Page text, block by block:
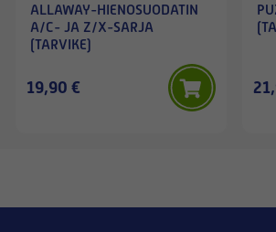
ALLAWAY-HIENOSUODATIN
A/C- JA Z/X-SARJA
(TARVIKE)
19,90 €